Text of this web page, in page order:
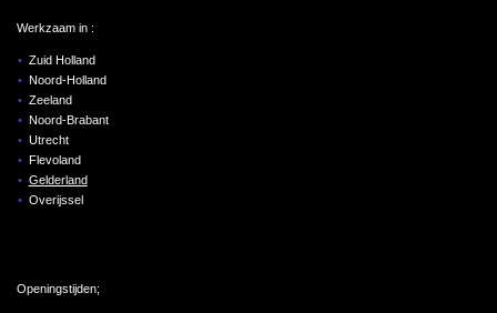
Werkzaam in :
Zuid Holland
Noord-Holland
Zeeland
Noord-Brabant
Utrecht
Flevoland
Gelderland
Overijssel
Openingstijden;